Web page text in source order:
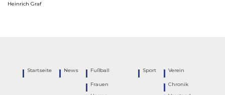
Heinrich Graf
Startseite News Fußball
Frauen
Sport Verein
Chronik